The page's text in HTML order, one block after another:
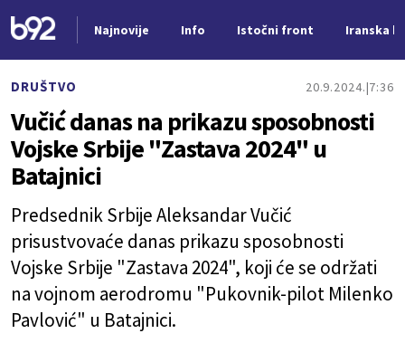
Najnovije Info Istočni front Iranska
DRUŠTVO 20.9.2024. 7:36
Vučić danas na prikazu sposobnosti
Vojske Srbije "Zastava 2024" u
Batajnici
Predsednik Srbije Aleksandar Vučić
prisustvovaće danas prikazu sposobnosti
Vojske Srbije "Zastava 2024", koji će se održati
na vojnom aerodromu "Pukovnik-pilot Milenko
Pavlović" u Batajnici.